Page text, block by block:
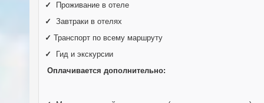
✓
Проживание в отеле
✓
Завтраки в отелях
✓ Транспорт по всему маршруту
✓
Гид и экскурсии
Оплачивается дополнительно: